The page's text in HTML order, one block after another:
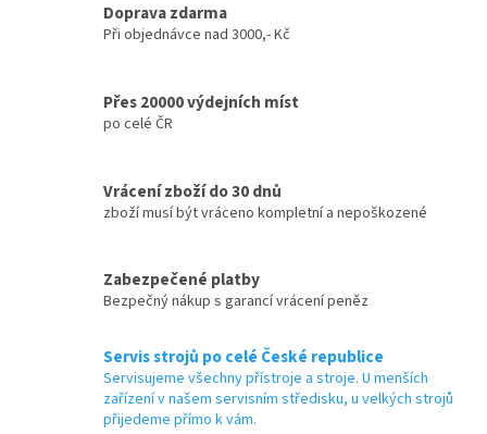
v
i
s
Doprava zdarma
Při objednávce nad 3000,- Kč
Přes 20000 výdejních míst
po celé ČR
Vrácení zboží do 30 dnů
zboží musí být vráceno kompletní a nepoškozené
Zabezpečené platby
Bezpečný nákup s garancí vrácení peněz
Servis strojů po celé České republice
Servisujeme všechny přístroje a stroje. U menších
zařízení v našem servisním středisku, u velkých strojů
přijedeme přímo k vám.